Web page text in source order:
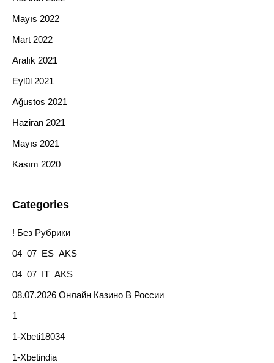
Mayıs 2022
Mart 2022
Aralık 2021
Eylül 2021
Ağustos 2021
Haziran 2021
Mayıs 2021
Kasım 2020
Categories
! Без Рубрики
04_07_ES_AKS
04_07_IT_AKS
08.07.2026 Онлайн Казино В России
1
1-Xbeti18034
1-Xbetindia